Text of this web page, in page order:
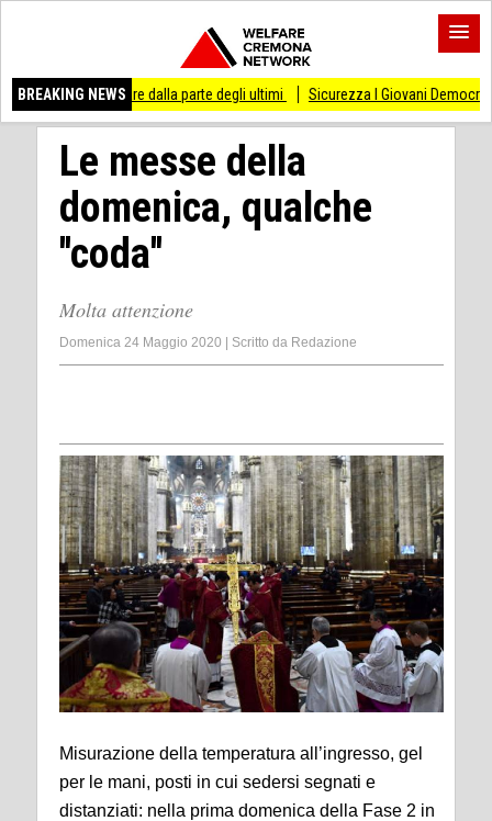
BREAKING NEWS
dalla parte degli ultimi Sicurezza I Giovani Democratici ribattono ai
Le messe della
domenica, qualche
''coda''
Molta attenzione
Domenica 24 Maggio 2020 Scritto da Redazione
Misurazione della temperatura all’ingresso, gel
per le mani, posti in cui sedersi segnati e
distanziati: nella prima domenica della Fase 2 in